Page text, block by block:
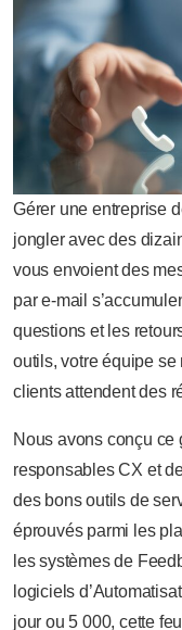
Gérer une entreprise
jongler avec des
vous envoient des
par e-mail
questions et les
outils, votre équipe
clients attendent des
Nous avons conçu ce
responsables CX et
des bons outils de
éprouvés parmi les
les systèmes de
logiciels
jour ou 5 000, cette